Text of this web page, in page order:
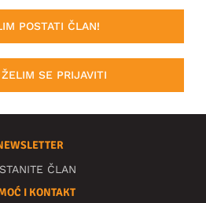
POSTATI ČLAN!
SE PRIJAVITI
ČLAN
I KONTAKT